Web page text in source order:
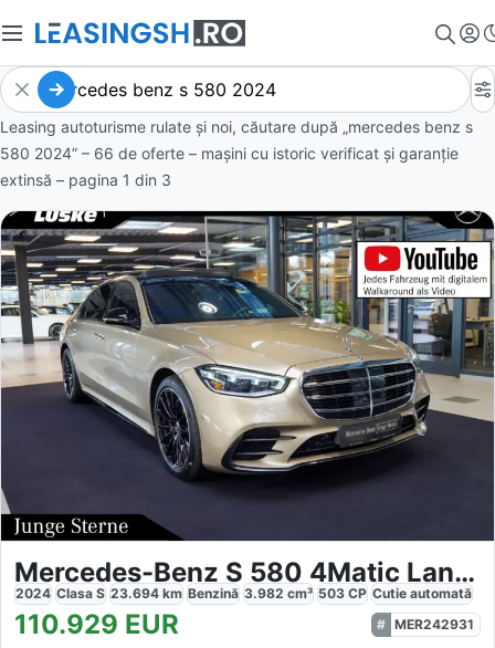
Leasing autoturisme rulate și noi, căutare după „mercedes benz s
580 2024” – 66 de oferte – mașini cu istoric verificat și garanție
extinsă – pagina 1 din 3
Mercedes-Benz S 580 4Matic Lang AMG Line Night Exklusiv
2024 Clasa S 23.694 km Benzină 3.982 cm³ 503 CP Cutie automată
110.929 EUR
MER242931